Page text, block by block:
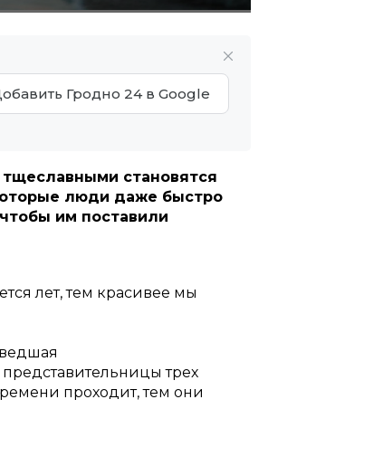
Гродно 24 в Google
становятся
люди даже быстро
им поставили
лет, тем красивее мы
трех
проходит, тем они